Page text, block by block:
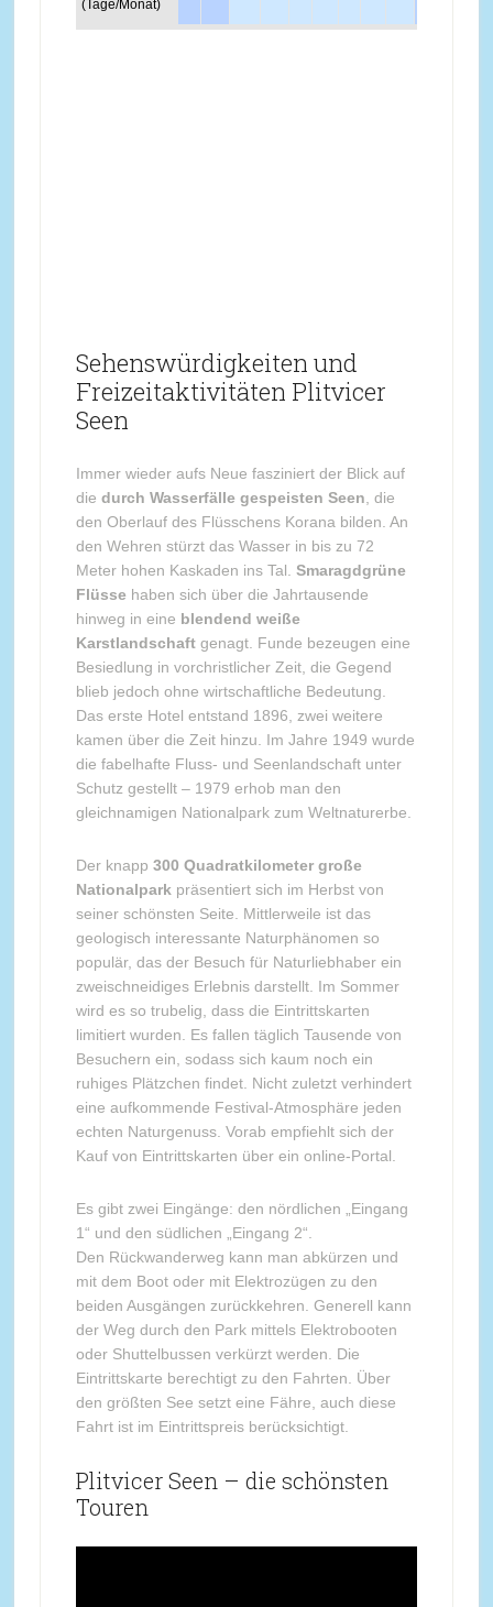
(Tage/Monat)
Sehenswürdigkeiten und
Freizeitaktivitäten Plitvicer
Seen
Immer wieder aufs Neue fasziniert der Blick auf
die durch Wasserfälle gespeisten Seen, die
den Oberlauf des Flüsschens Korana bilden. An
den Wehren stürzt das Wasser in bis zu 72
Meter hohen Kaskaden ins Tal. Smaragdgrüne
Flüsse haben sich über die Jahrtausende
hinweg in eine blendend weiße
Karstlandschaftgenagt. Funde bezeugen eine
Besiedlung in vorchristlicher Zeit, die Gegend
blieb jedoch ohne wirtschaftliche Bedeutung.
Das erste Hotel entstand 1896, zwei weitere
kamen über die Zeit hinzu. Im Jahre 1949 wurde
die fabelhafte Fluss- und Seenlandschaft unter
Schutz gestellt – 1979 erhob man den
gleichnamigen Nationalpark zum Weltnaturerbe.
Der knapp 300 Quadratkilometer große
Nationalparkpräsentiert sich im Herbst von
seiner schönsten Seite. Mittlerweile ist das
geologisch interessante Naturphänomen so
populär, das der Besuch für Naturliebhaber ein
zweischneidiges Erlebnis darstellt. Im Sommer
wird es so trubelig, dass die Eintrittskarten
limitiert wurden. Es fallen täglich Tausende von
Besuchern ein, sodass sich kaum noch ein
ruhiges Plätzchen findet. Nicht zuletzt verhindert
eine aufkommende Festival-Atmosphäre jeden
echten Naturgenuss. Vorab empfiehlt sich der
Kauf von Eintrittskarten über ein online-Portal.
Es gibt zwei Eingänge: den nördlichen „Eingang
1“ und den südlichen „Eingang 2“.
Den Rückwanderweg kann man abkürzen und
mit dem Boot oder mit Elektrozügen zu den
beiden Ausgängen zurückkehren. Generell kann
der Weg durch den Park mittels Elektrobooten
oder Shuttelbussen verkürzt werden. Die
Eintrittskarte berechtigt zu den Fahrten. Über
den größten See setzt eine Fähre, auch diese
Fahrt ist im Eintrittspreis berücksichtigt.
Plitvicer Seen – die schönsten
Touren